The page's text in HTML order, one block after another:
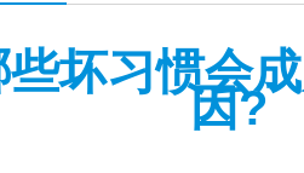
坏习惯会
因?